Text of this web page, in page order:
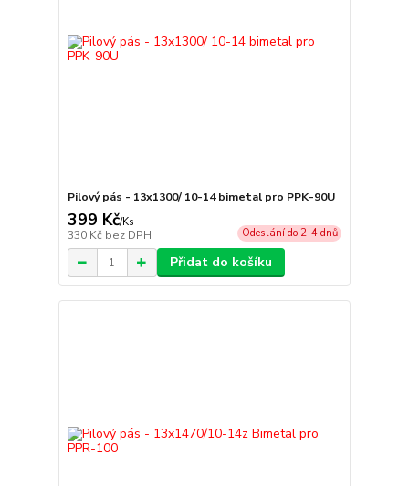
Pilový pás - 13x1300/ 10-14 bimetal pro PPK-90U
399 Kč/Ks
330 Kč bez DPH Odeslání do 2-4 dnů
Přidat do košíku